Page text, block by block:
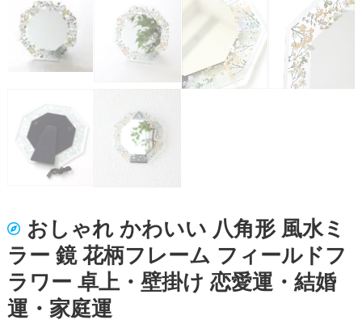
おしゃれ かわいい 八角形 風水ミ
ラー 鏡 花柄フレーム フィールドフ
ラワー 卓上・壁掛け 恋愛運・結婚
運・家庭運